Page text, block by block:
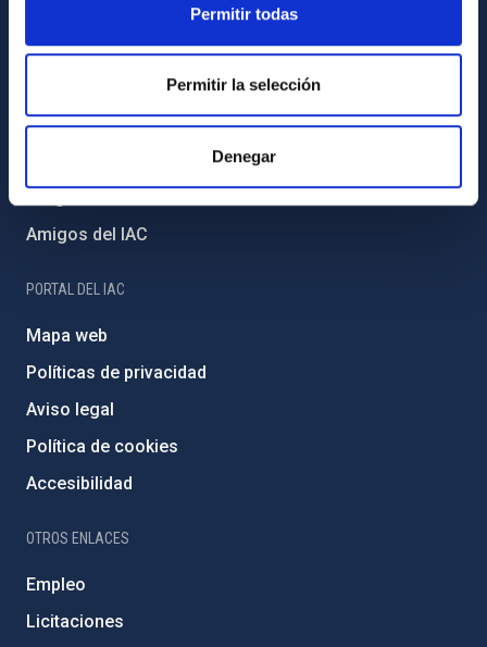
Permitir todas
Permitir la selección
Denegar
Igualdad y diversidad de género
Forever IAC
Medio Ambiente y Sostenibilidad
Proyectos institucionales
Amigos del IAC
PORTAL DEL IAC
Mapa web
Políticas de privacidad
Aviso legal
Política de cookies
Accesibilidad
OTROS ENLACES
Empleo
Licitaciones